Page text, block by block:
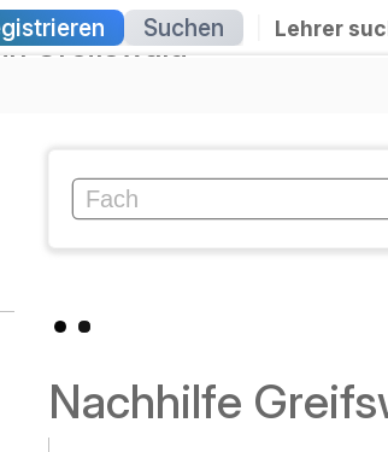
in Greifswald
Suchen Lehrer
Nachhilfe